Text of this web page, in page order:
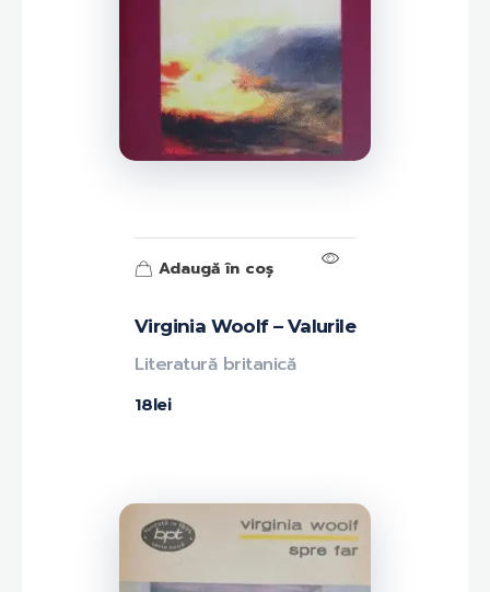
Virginia Woolf – Valurile
18lei
Literatură britanică
Adaugă în coș